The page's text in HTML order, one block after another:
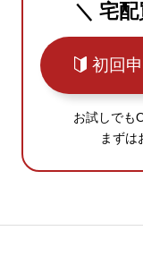
＼ 宅
初回
お試しでも
まずは